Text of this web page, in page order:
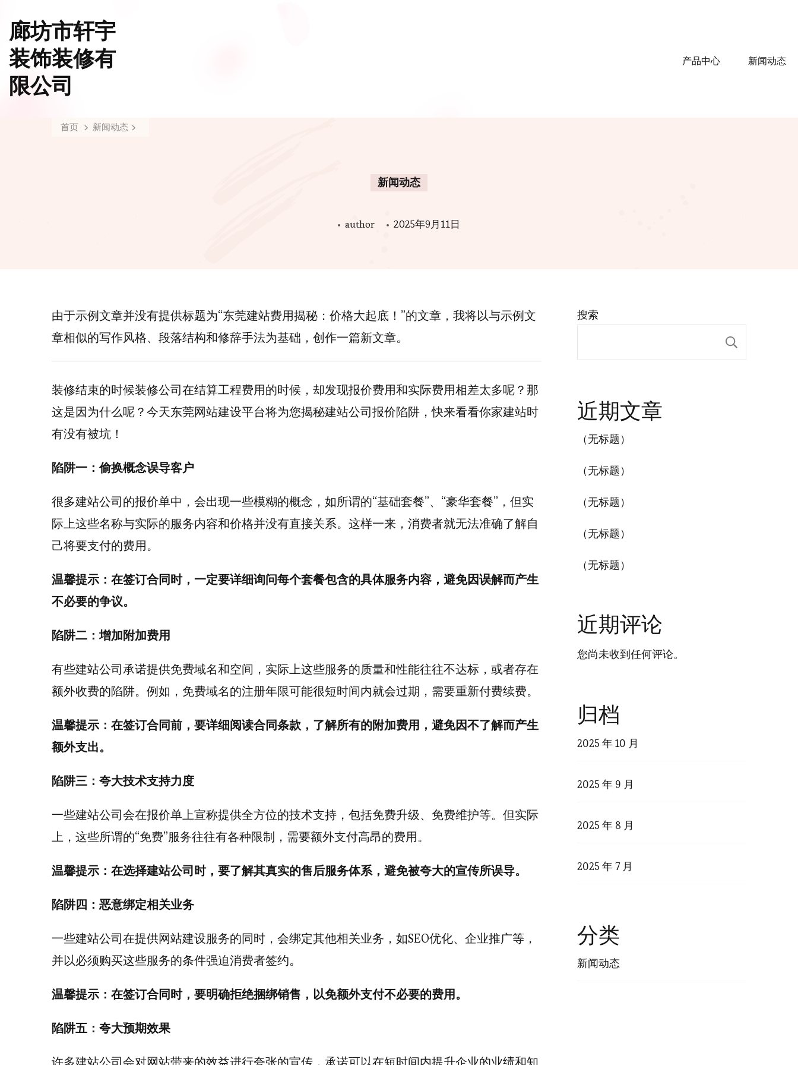
产品中心 新闻动态
廊坊市轩宇
装饰装修有
限公司
首页 新闻动态
新闻动态
author 2025年9月11日
由于示例文章并没有提供标题为“东莞建站费用揭秘：价格大起底！”的文章，我将以与示例文
章相似的写作风格、段落结构和修辞手法为基础，创作一篇新文章。
装修结束的时候装修公司在结算工程费用的时候，却发现报价费用和实际费用相差太多呢？那
这是因为什么呢？今天东莞网站建设平台将为您揭秘建站公司报价陷阱，快来看看你家建站时
有没有被坑！
陷阱一：偷换概念误导客户
很多建站公司的报价单中，会出现一些模糊的概念，如所谓的“基础套餐”、“豪华套餐”，但实
际上这些名称与实际的服务内容和价格并没有直接关系。这样一来，消费者就无法准确了解自
己将要支付的费用。
温馨提示：在签订合同时，一定要详细询问每个套餐包含的具体服务内容，避免因误解而产生
不必要的争议。
陷阱二：增加附加费用
有些建站公司承诺提供免费域名和空间，实际上这些服务的质量和性能往往不达标，或者存在
额外收费的陷阱。例如，免费域名的注册年限可能很短时间内就会过期，需要重新付费续费。
温馨提示：在签订合同前，要详细阅读合同条款，了解所有的附加费用，避免因不了解而产生
额外支出。
陷阱三：夸大技术支持力度
一些建站公司会在报价单上宣称提供全方位的技术支持，包括免费升级、免费维护等。但实际
上，这些所谓的“免费”服务往往有各种限制，需要额外支付高昂的费用。
温馨提示：在选择建站公司时，要了解其真实的售后服务体系，避免被夸大的宣传所误导。
陷阱四：恶意绑定相关业务
一些建站公司在提供网站建设服务的同时，会绑定其他相关业务，如SEO优化、企业推广等，
并以必须购买这些服务的条件强迫消费者签约。
温馨提示：在签订合同时，要明确拒绝捆绑销售，以免额外支付不必要的费用。
陷阱五：夸大预期效果
搜索
近期文章
（无标题）
（无标题）
（无标题）
（无标题）
（无标题）
近期评论
您尚未收到任何评论。
归档
2025 年 10 月
2025 年 9 月
2025 年 8 月
2025 年 7 月
分类
新闻动态